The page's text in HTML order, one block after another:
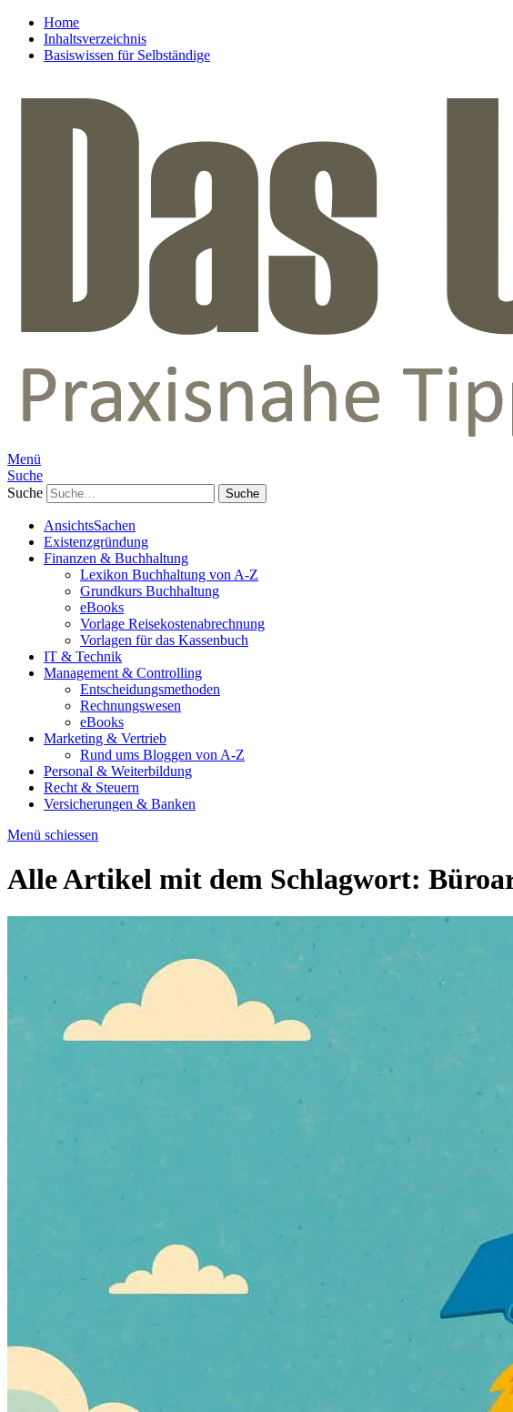
Home
Inhaltsverzeichnis
Basiswissen für Selbständige
Menü
Suche
Suche
AnsichtsSachen
Existenzgründung
Finanzen & Buchhaltung
Lexikon Buchhaltung von A-Z
Grundkurs Buchhaltung
eBooks
Vorlage Reisekostenabrechnung
Vorlagen für das Kassenbuch
IT & Technik
Management & Controlling
Entscheidungsmethoden
Rechnungswesen
eBooks
Marketing & Vertrieb
Rund ums Bloggen von A-Z
Personal & Weiterbildung
Recht & Steuern
Versicherungen & Banken
Menü schiessen
Alle Artikel mit dem Schlagwort: